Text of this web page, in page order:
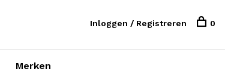
Merken
Inloggen / Registreren 0